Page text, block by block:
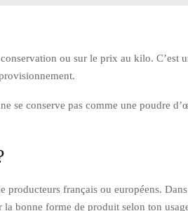
ou sur le prix au kilo. C’est
conserve pas comme une poudre
français ou européens.
bonne forme de produit selon ton